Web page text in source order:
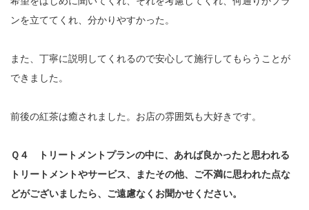
ンを立ててくれ、分かりやすかった。
また、丁寧に説明してくれるので安心して施行してもらうことが
できました。
前後の紅茶は癒されました。お店の雰囲気も大好きです。
Ｑ４ トリートメントプランの中に、あれば良かったと思われる
トリートメントやサービス、またその他、ご不満に思われた点な
どがございましたら、ご遠慮なくお聞かせください。